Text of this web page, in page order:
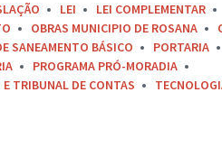
LEI LEI COMPLEMENTAR
OBRAS MUNICIPIO DE ROSANA
SANEAMENTO BÁSICO PORTARIA
PROGRAMA PRÓ-MORADIA
TRIBUNAL DE CONTAS